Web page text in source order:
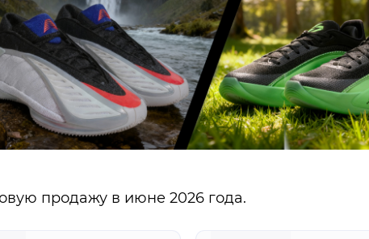
продажу в июне 2026 года.